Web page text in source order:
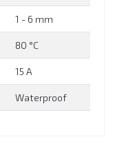
1 - 6 mm
80 °C
15 A
Waterproof